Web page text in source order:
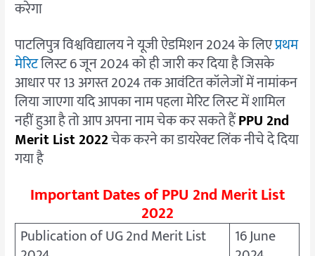
करेगा
पाटलिपुत्र विश्वविद्यालय ने यूजी ऐडमिशन 2024 के लिएप्रथम
मेरिटलिस्ट 6 जून 2024 को ही जारी कर दिया है जिसके
आधार पर 13 अगस्त 2024 तक आवंटित कॉलेजों में नामांकन
लिया जाएगा यदि आपका नाम पहला मेरिट लिस्ट में शामिल
नहीं हुआ है तो आप अपना नाम चेक कर सकते हैंPPU 2nd
Merit List 2022चेक करने का डायरेक्ट लिंक नीचे दे दिया
गया है
Important Dates of PPU 2nd Merit List
2022
Publication of UG 2nd Merit List 16 June